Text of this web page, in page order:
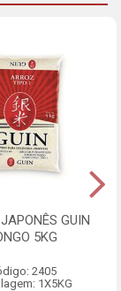
GUIN
5KG
2405
1X5KG